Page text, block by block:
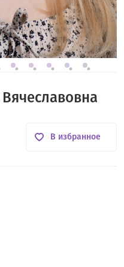
В избранное